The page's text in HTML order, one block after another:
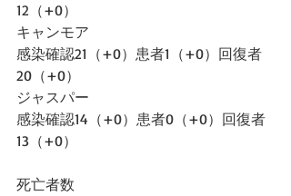
12（+0）
キャンモア
感染確認21（+0）患者1（+0）回復者
20（+0）
ジャスパー
感染確認14（+0）患者0（+0）回復者
13（+0）
死亡者数